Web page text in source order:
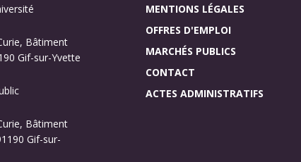
Bâtiment
Gif-sur-Yvette
Bâtiment
Gif-sur-
MENTIONS LÉGALES
OFFRES D'EMPLOI
MARCHÉS PUBLICS
CONTACT
ACTES ADMINISTRATIFS